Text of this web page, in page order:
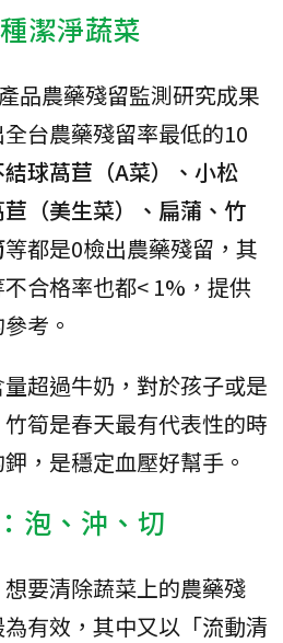
潔淨蔬菜
品農藥殘留監測研究成果
台農藥殘留率最低的10
球萵苣（A菜）、小松
（美生菜）、扁蒲、竹
等都是0檢出農藥殘留，其
合格率也都< 1%，提供
考。
超過牛奶，對於孩子或是
筍是春天最有代表性的時
，是穩定血壓好幫手。
泡、沖、切
要清除蔬菜上的農藥殘
有效，其中又以「流動清